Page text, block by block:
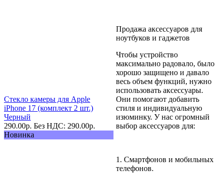
Стекло камеры для Apple
iPhone 17 (комплект 2 шт.)
Черный
290.00р. Без НДС: 290.00р.
Новинка
Продажа аксессуаров для
ноутбуков и гаджетов
Чтобы устройство
максимально радовало, было
хорошо защищено и давало
весь объем функций, нужно
использовать аксессуары.
Они помогают добавить
стиля и индивидуальную
изюминку. У нас огромный
выбор аксессуаров для:
1. Смартфонов и мобильных
телефонов.